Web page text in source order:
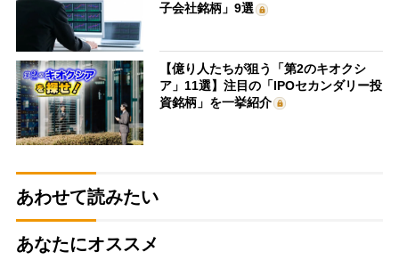
子会社銘柄」9選
【億り人たちが狙う「第2のキオクシ
ア」11選】注目の「IPOセカンダリー投
資銘柄」を一挙紹介
あわせて読みたい
あなたにオススメ